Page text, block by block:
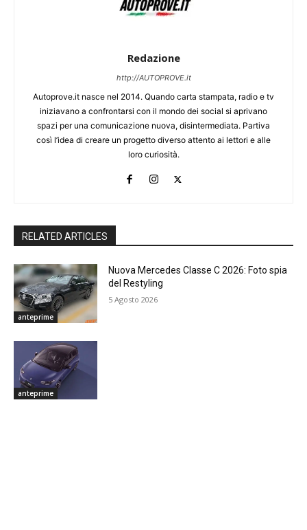
Redazione
http://AUTOPROVE.it
Autoprove.it nasce nel 2014. Quando carta stampata, radio e tv
iniziavano a confrontarsi con il mondo dei social si aprivano
spazi per una comunicazione nuova, disintermediata. Partiva
così l’idea di creare un progetto diverso attento ai lettori e alle
loro curiosità.
RELATED ARTICLES
anteprime
Nuova Mercedes Classe C 2026: Foto spia
del Restyling
5 Agosto 2026
anteprime